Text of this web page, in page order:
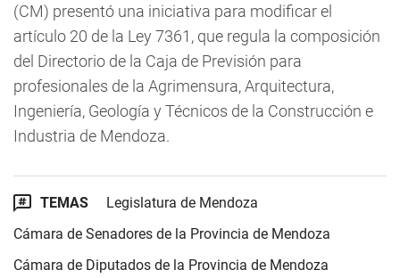
(CM) presentó una iniciativa para modificar el
artículo 20 de la Ley 7361, que regula la composición
del Directorio de la Caja de Previsión para
profesionales de la Agrimensura, Arquitectura,
Ingeniería, Geología y Técnicos de la Construcción e
Industria de Mendoza.
TEMAS
Legislatura de Mendoza
Cámara de Senadores de la Provincia de Mendoza
Cámara de Diputados de la Provincia de Mendoza